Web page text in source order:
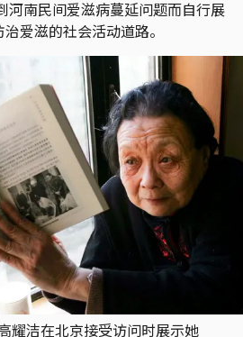
河南民间爱滋病蔓延问题而自行展
爱滋的社会活动道路。
耀洁在北京接受访问时展示她